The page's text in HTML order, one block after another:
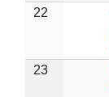
22
23